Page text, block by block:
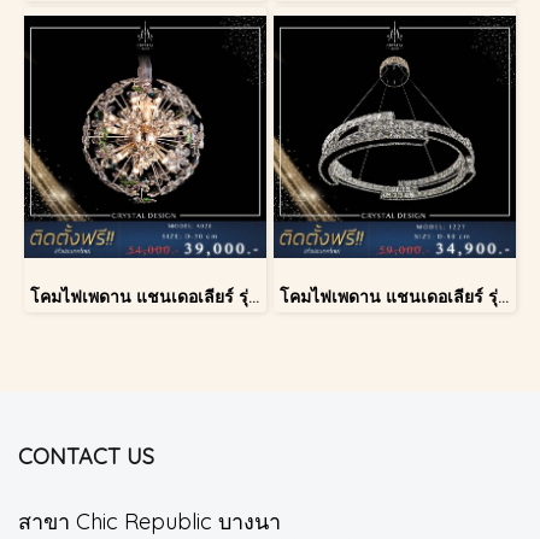
โคมไฟเพดาน แชนเดอเลียร์ รุ่น A028-D40 โคมไฟเพดาน แชนเดอเลียร์ รุ่น 1227
CONTACT US
สาขา Chic Republic บางนา